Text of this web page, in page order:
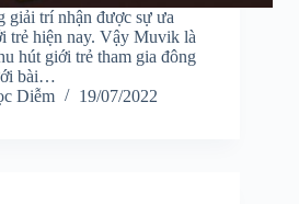
giải trí nhận được sự ưa
trẻ hiện nay. Vậy Muvik là
hút giới trẻ tham gia đông
bài…
Diễm
19/07/2022